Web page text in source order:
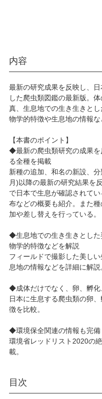
内容
最新の研究成果を反映し、
した爬虫類図鑑の最新版。
真、生息地での生き生きと
物学的特徴や生息地の情報な
【本書のポイント】
◆最新の爬虫類研究の成果
る全種を掲載
新種の追加、和名の新設、
月)以降の最新の研究結果を
で日本で生息が確認されて
布などの概要も紹介。また
加や差し替えを行っている。
◆生息地での生き生きとした
物学的特徴などを解説
フィールドで撮影した美し
息地の情報などを詳細に解説
◆成体だけでなく、卵、孵化
日本に生息する爬虫類の卵
徴を比較。
◆環境保全関連の情報も完備
環境省レッドリスト2020の
載。
目次